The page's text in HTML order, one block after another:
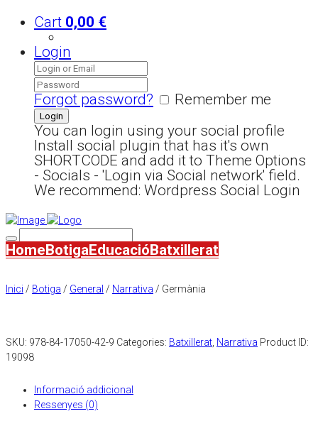
Cart 0,00 €
Login
Forgot password?
Remember me
You can login using your social profile
Install social plugin that has it's own
SHORTCODE and add it to Theme Options
- Socials - 'Login via Social network' field.
We recommend: Wordpress Social Login
HomeBotigaEducacióBatxillerat
Inici / Botiga / General / Narrativa / Germània
SKU: 978-84-17050-42-9 Categories: Batxillerat Narrativa Product ID:
19098
Informació addicional
Ressenyes (0)